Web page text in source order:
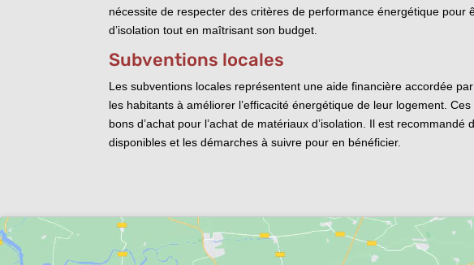
nécessite de respecter des critères de performance énergétique
d’isolation tout en maîtrisant son budget.
Subventions locales
Les subventions locales représentent une aide financière accordée
les habitants à améliorer l’efficacité énergétique de leur logement.
bons d’achat pour l’achat de matériaux d’isolation. Il est
disponibles et les démarches à suivre pour en bénéficier.